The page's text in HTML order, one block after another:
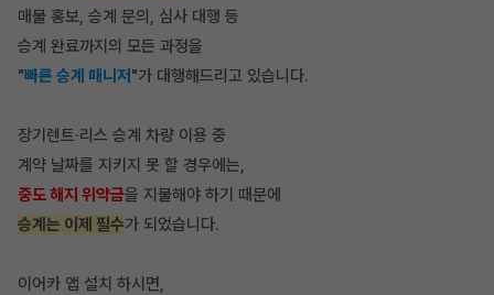
매물 홍보, 승계 문의, 심사 대행 등
승계 완료까지의 모든 과정을
"빠른 승계 매니저 "가 대행해드리고 있습니다.
장기렌트·리스 승계 차량 이용 중
계약 날짜를 지키지 못 할 경우에는,
중도 해지 위약금을 지불해야 하기 때문에
승계는 이제 필수가 되었습니다.
이어카 앱 설치 하시면,